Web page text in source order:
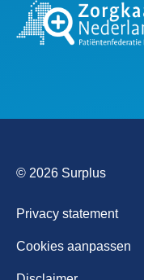
© 2026 Surplus
Privacy statement
Cookies aanpassen